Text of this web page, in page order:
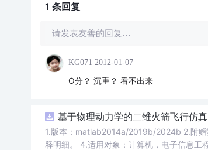
1 条回复
请发表友善的回复…
KG071 2012-01-07
O分？ 沉重？ 看不出来
基于物理动力学的二维火箭飞行仿
1.版本：matlab2014a/2019b/2024b 2.附赠案例数据可直接运行。 3.代码特点：参数化编程、参数可方便更改、代码编程思路清晰、注
释明细。 4.适用对象：计算机，电子